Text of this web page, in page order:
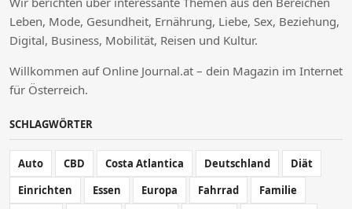
Leben, Mode, Gesundheit, Ernährung, Liebe, Sex, Beziehung,
Digital, Business, Mobilität, Reisen und Kultur.
Willkommen auf Online Journal.at – dein Magazin im Internet
für Österreich.
SCHLAGWÖRTER
Auto CBD Costa Atlantica Deutschland
Diät
Einrichten
Essen Europa Fahrrad
Familie